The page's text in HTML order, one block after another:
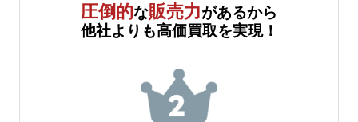
圧倒的な販売力があるから
他社よりも高価買取を実現！